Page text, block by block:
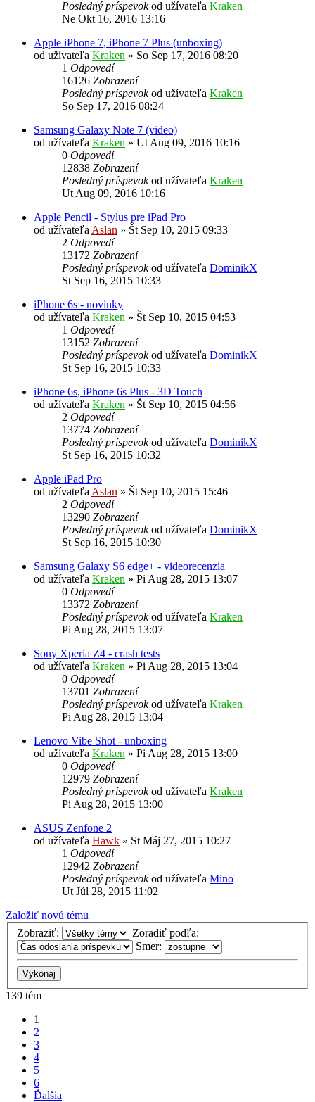
Posledný príspevokod užívateľa Kraken
Ne Okt 16, 2016 13:16
Apple iPhone 7, iPhone 7 Plus (unboxing)
od užívateľa Kraken » So Sep 17, 2016 08:20
1 Odpovedí
16126 Zobrazení
Posledný príspevokod užívateľa Kraken
So Sep 17, 2016 08:24
Samsung Galaxy Note 7 (video)
od užívateľa Kraken » Ut Aug 09, 2016 10:16
0 Odpovedí
12838 Zobrazení
Posledný príspevokod užívateľa Kraken
Ut Aug 09, 2016 10:16
Apple Pencil - Stylus pre iPad Pro
od užívateľa Aslan » Št Sep 10, 2015 09:33
2 Odpovedí
13172 Zobrazení
Posledný príspevokod užívateľa DominikX
St Sep 16, 2015 10:33
iPhone 6s - novinky
od užívateľa Kraken » Št Sep 10, 2015 04:53
1 Odpovedí
13152 Zobrazení
Posledný príspevokod užívateľa DominikX
St Sep 16, 2015 10:33
iPhone 6s, iPhone 6s Plus - 3D Touch
od užívateľa Kraken » Št Sep 10, 2015 04:56
2 Odpovedí
13774 Zobrazení
Posledný príspevokod užívateľa DominikX
St Sep 16, 2015 10:32
Apple iPad Pro
od užívateľa Aslan » Št Sep 10, 2015 15:46
2 Odpovedí
13290 Zobrazení
Posledný príspevokod užívateľa DominikX
St Sep 16, 2015 10:30
Samsung Galaxy S6 edge+ - videorecenzia
od užívateľa Kraken » Pi Aug 28, 2015 13:07
0 Odpovedí
13372 Zobrazení
Posledný príspevokod užívateľa Kraken
Pi Aug 28, 2015 13:07
Sony Xperia Z4 - crash tests
od užívateľa Kraken » Pi Aug 28, 2015 13:04
0 Odpovedí
13701 Zobrazení
Posledný príspevokod užívateľa Kraken
Pi Aug 28, 2015 13:04
Lenovo Vibe Shot - unboxing
od užívateľa Kraken » Pi Aug 28, 2015 13:00
0 Odpovedí
12979 Zobrazení
Posledný príspevokod užívateľa Kraken
Pi Aug 28, 2015 13:00
ASUS Zenfone 2
od užívateľa Hawk » St Máj 27, 2015 10:27
1 Odpovedí
12942 Zobrazení
Posledný príspevokod užívateľa Mino
Ut Júl 28, 2015 11:02
Založiť novú tému
Zobraziť:
Zoradiť podľa:
Smer:
139 tém
1
2
3
4
5
6
Ďalšia